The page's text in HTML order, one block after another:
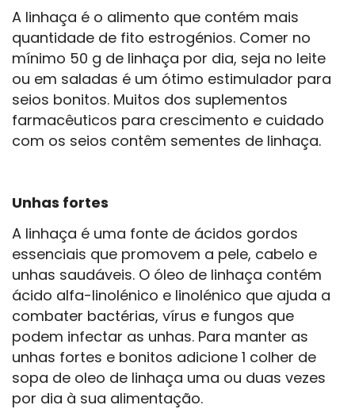
A linhaça é o alimento que contém mais
quantidade de fito estrogénios. Comer no
mínimo 50 g de linhaça por dia, seja no leite
ou em saladas é um ótimo estimulador para
seios bonitos. Muitos dos suplementos
farmacêuticos para crescimento e cuidado
com os seios contêm sementes de linhaça.
Unhas fortes
A linhaça é uma fonte de ácidos gordos
essenciais que promovem a pele, cabelo e
unhas saudáveis. O óleo de linhaça contém
ácido alfa-linolénico e linolénico que ajuda a
combater bactérias, vírus e fungos que
podem infectar as unhas. Para manter as
unhas fortes e bonitos adicione 1 colher de
sopa de oleo de linhaça uma ou duas vezes
por dia à sua alimentação.